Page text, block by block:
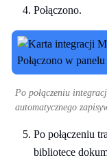
Połączono.
Po połączeniu
automatycznego
Po połączeniu
bibliotece